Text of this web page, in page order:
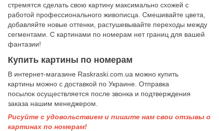
стремятся сделать свою картину максимально схожей с
работой профессионального живописца. Смешивайте цвета,
добавляйте новые оттенки, растушевывайте переходы между
сегментами. С картинами по номерам нет границ для вашей
фантазии!
Купить картины по номерам
В интернет-магазине Raskraski.com.ua можно купить
картины можно с доставкой по Украине. Отправка
посылок осуществляется после звонка и подтверждения
заказа нашим менеджером.
Рисуйте с удовольствием и пишите нам свои отзывы о
картинах по номерам!